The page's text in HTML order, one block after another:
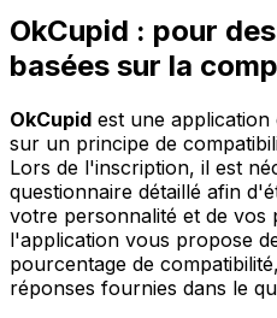
OkCupid : pour
basées sur la
OkCupid est une
sur un principe de
Lors de l'inscription, il est
questionnaire détaillé afin
votre personnalité et de vos
l'application vous propose
pourcentage de
réponses fournies dans le